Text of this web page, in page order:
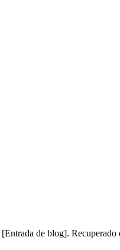
[Entrada de blog].